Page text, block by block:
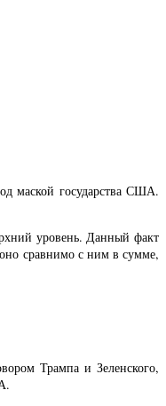
маской государства США.
уровень. Данный факт
сравнимо с ним в сумме,
Трампа и Зеленского,